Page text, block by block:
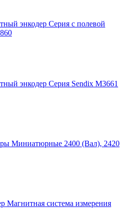
энкодер Серия с полевой
энкодер Серия Sendix M3661
Миниатюрные 2400 (Вал), 2420
Магнитная система измерения